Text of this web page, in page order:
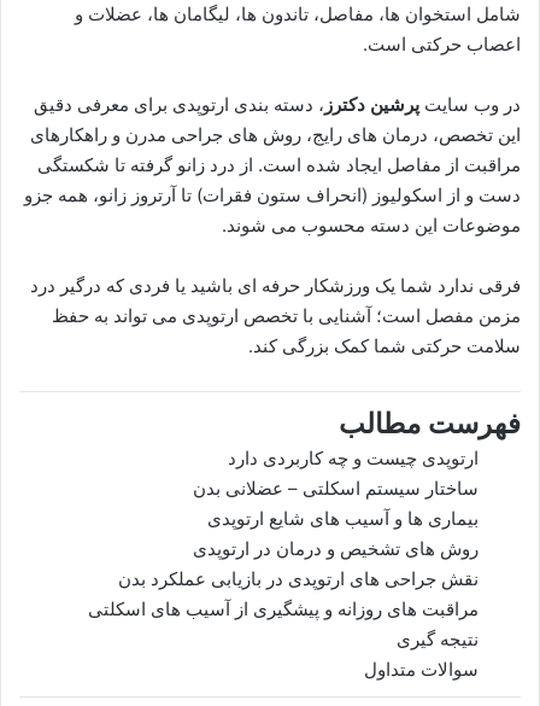
شامل استخوان ها، مفاصل، تاندون ها، لیگامان ها، عضلات و
اعصاب حرکتی است.
در وب سایت پرشین دکترز ، دسته بندی ارتوپدی برای معرفی دقیق
این تخصص، درمان های رایج، روش های جراحی مدرن و راهکارهای
مراقبت از مفاصل ایجاد شده است. از درد زانو گرفته تا شکستگی
دست و از اسکولیوز (انحراف ستون فقرات) تا آرتروز زانو، همه جزو
موضوعات این دسته محسوب می شوند.
فرقی ندارد شما یک ورزشکار حرفه ای باشید یا فردی که درگیر درد
مزمن مفصل است؛ آشنایی با تخصص ارتوپدی می تواند به حفظ
سلامت حرکتی شما کمک بزرگی کند.
فهرست مطالب
ارتوپدی چیست و چه کاربردی دارد
ساختار سیستم اسکلتی – عضلانی بدن
بیماری ها و آسیب های شایع ارتوپدی
روش های تشخیص و درمان در ارتوپدی
نقش جراحی های ارتوپدی در بازیابی عملکرد بدن
مراقبت های روزانه و پیشگیری از آسیب های اسکلتی
نتیجه گیری
سوالات متداول